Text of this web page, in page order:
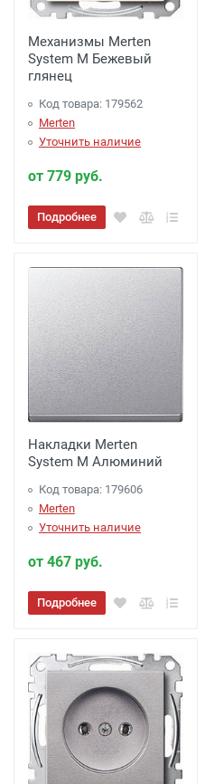
Механизмы Merten
System M Бежевый
глянец
Код товара: 179562
Merten
Уточнить наличие
от 779 руб.
Подробнее
Накладки Merten
System M Алюминий
Код товара: 179606
Merten
Уточнить наличие
от 467 руб.
Подробнее